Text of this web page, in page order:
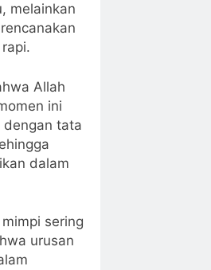
melainkan
Allah
ini
dengan tata
dalam
sering
urusan